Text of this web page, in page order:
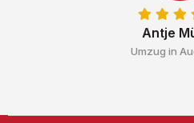
Antje
Umzug in